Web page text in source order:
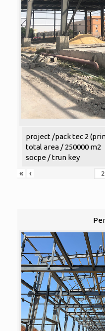
project /pack tec 2
total area / 250000 m2
socpe / trun key
«
‹